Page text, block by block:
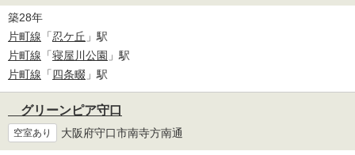
築28年
片町線 「忍ケ丘 」駅
片町線 「寝屋川公園 」駅
片町線 「四条畷 」駅
グリーンピア守口
空室あり 大阪府守口市南寺方南通